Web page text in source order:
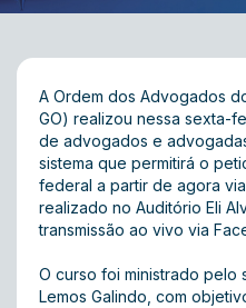
A Ordem dos Advogados
GO) realizou nessa sexta-
de advogados e
sistema que permitirá o
federal a partir de agora
realizado no Auditório Eli
transmissão ao vivo via
O curso foi ministrado pelo
Lemos Galindo, com